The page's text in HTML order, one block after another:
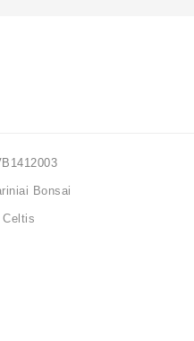
Bonsai
Celtis